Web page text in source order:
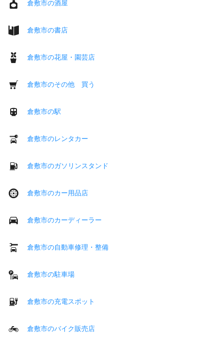
倉敷市の酒屋
倉敷市の書店
倉敷市の花屋・園芸店
倉敷市のその他 買う
倉敷市の駅
倉敷市のレンタカー
倉敷市のガソリンスタンド
倉敷市のカー用品店
倉敷市のカーディーラー
倉敷市の自動車修理・整備
倉敷市の駐車場
倉敷市の充電スポット
倉敷市のバイク販売店